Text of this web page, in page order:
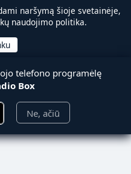
naršymą šioje svetainėje,
naudojimo politika.
telefono programėlę
Box
Ne, ačiū